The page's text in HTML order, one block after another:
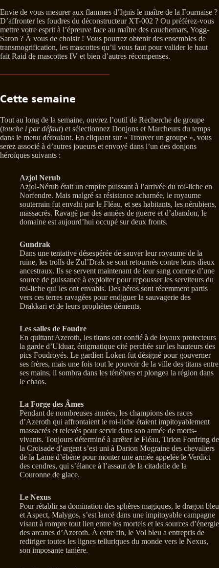
Envie de vous mesurer aux flammes d’Ignis le maître de la Fournaise ?
D’affronter les foudres du déconstructeur XT-002 ? Ou préférez-vous
mettre votre esprit à l’épreuve face au maître des cauchemars, Yogg-
Saron ? À vous de choisir ! Vous pourrez obtenir des ensembles de
transmogrification, les mascottes qu’il vous faut pour valider le haut
fait Raid de mascottes IV et bien d’autres récompenses.
Cette semaine
Tout au long de la semaine, ouvrez l’outil de Recherche de groupe
(touche i par défaut) et sélectionnez Donjons et Marcheurs du temps
dans le menu déroulant. En cliquant sur « Trouver un groupe », vous
serez associé à d’autres joueurs et envoyé dans l’un des donjons
héroïques suivants :
Azjol Nerub
Azjol-Nérub était un empire puissant à l’arrivée du roi-liche en
Norfendre. Mais malgré sa résistance acharnée, le royaume
souterrain fut envahi par le Fléau, et ses habitants, les nérubiens,
massacrés. Ravagé par des années de guerre et d’abandon, le
domaine est aujourd’hui occupé sur deux fronts.
Gundrak
Dans une tentative désespérée de sauver leur royaume de la
ruine, les trolls de Zul’Drak se sont retournés contre leurs dieux
ancestraux. Ils se servent maintenant de leur sang comme d’une
source de puissance à exploiter pour repousser les serviteurs du
roi-liche qui les ont envahis. Des héros sont récemment partis
vers ces terres ravagées pour endiguer la sauvagerie des
Drakkari et de leurs prophètes déments.
Les salles de Foudre
En quittant Azeroth, les titans ont confié à de loyaux protecteurs
la garde d’Ulduar, énigmatique cité perchée sur les hauteurs des
pics Foudroyés. Le gardien Loken fut désigné pour gouverner
ses frères, mais une fois tout le pouvoir de la ville des titans entre
ses mains, il sombra dans les ténèbres et plongea la région dans
le chaos.
La Forge des Âmes
Pendant de nombreuses années, les champions des races
d’Azeroth qui affrontaient le roi-liche étaient impitoyablement
massacrés et relevés pour servir dans son armée de morts-
vivants. Toujours déterminé à arrêter le Fléau, Tirion Fordring de
la Croisade d’argent s’est uni à Darion Mograine des chevaliers
de la Lame d’ébène pour monter une armée appelée le Verdict
des cendres, qui s’élance à l’assaut de la citadelle de la
Couronne de glace.
Le Nexus
Pour rétablir sa domination des sphères magiques, le dragon bleu
et Aspect, Malygos, s’est lancé dans une impitoyable campagne
visant à rompre tout lien entre les mortels et les sources d’énergie
des arcanes d’Azeroth. À cette fin, le Vol bleu a entrepris de
rediriger toutes les lignes telluriques du monde vers le Nexus,
son imposante tanière.